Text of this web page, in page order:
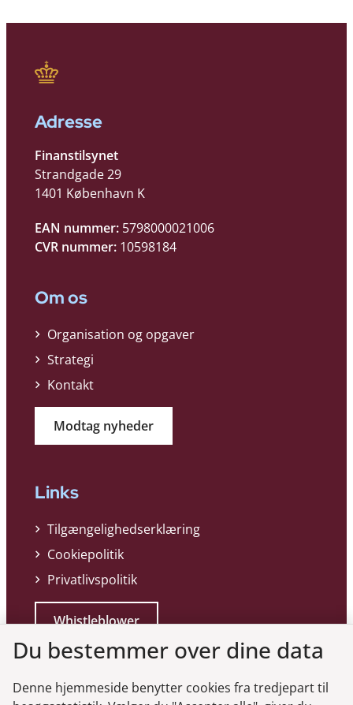
Adresse
Finanstilsynet
Strandgade 29
1401 København K
EAN nummer: 5798000021006
CVR nummer: 10598184
Om os
Organisation og opgaver
Strategi
Kontakt
Modtag nyheder
Links
Tilgængelighedserklæring
Cookiepolitik
Privatlivspolitik
Whistleblower
Du bestemmer over dine data
Denne hjemmeside benytter cookies fra tredjepart til